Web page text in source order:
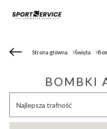
Strona główna Święta
BOMBKI
Zmień sortowanie
Najlepsza trafność